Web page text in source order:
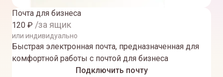
Почта для бизнеса
120 ₽ /за ящик
или индивидуально
Быстрая электронная почта, предназначенная для
комфортной работы с почтой для бизнеса
Подключить почту